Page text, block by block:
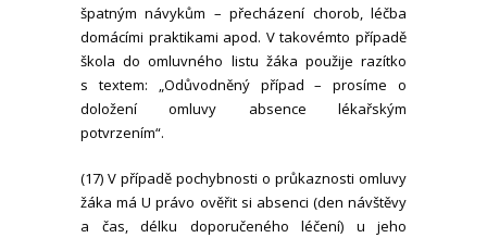
špatným návykům – přecházení chorob, léčba
domácími praktikami apod. V takovémto případě
škola do omluvného listu žáka použije razítko
s textem: „Odůvodněný případ – prosíme o
doložení omluvy absence lékařským
potvrzením“.
(17) V případě pochybnosti o průkaznosti omluvy
žáka má U právo ověřit si absenci (den návštěvy
a čas, délku doporučeného léčení) u jeho